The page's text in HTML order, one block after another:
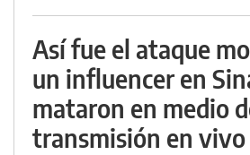
Así fue el ataque
un influencer en
mataron en medio
transmisión en vivo